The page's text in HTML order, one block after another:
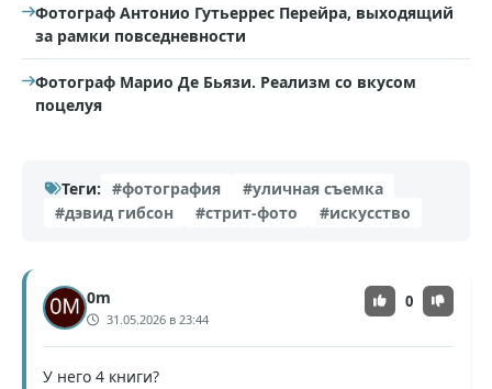
Фотограф Антонио Гутьеррес Перейра, выходящий
за рамки повседневности
Фотограф Марио Де Бьязи. Реализм со вкусом
поцелуя
Теги: #фотография
#уличная съемка
#дэвид гибсон
#стрит-фото #искусство
0m
31.05.2026 в 23:44
0
У него 4 книги?